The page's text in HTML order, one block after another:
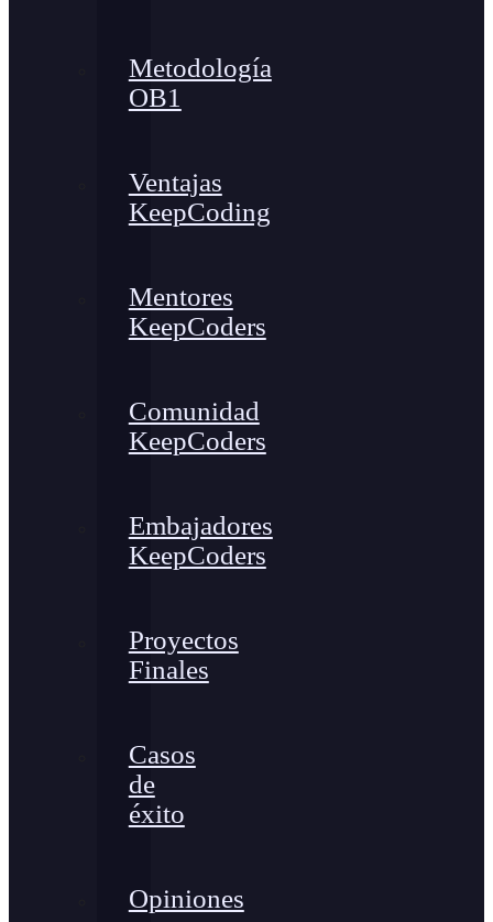
Metodología
OB1
Ventajas
KeepCoding
Mentores
KeepCoders
Comunidad
KeepCoders
Embajadores
KeepCoders
Proyectos
Finales
Casos
de
éxito
Opiniones